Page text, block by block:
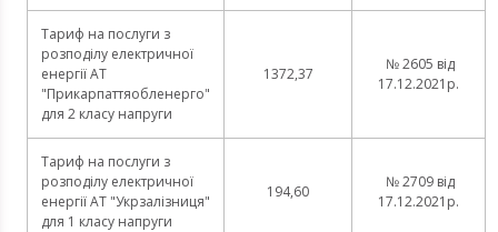
Тариф на послуги з
розподілу електричної
енергії АТ
"Прикарпаттяобленерго"
для 2 класу напруги
1372,37
№ 2605 від
17.12.2021р.
Тариф на послуги з
розподілу електричної
енергії АТ "Укрзалізниця"
для 1 класу напруги
194,60
№ 2709 від
17.12.2021р.